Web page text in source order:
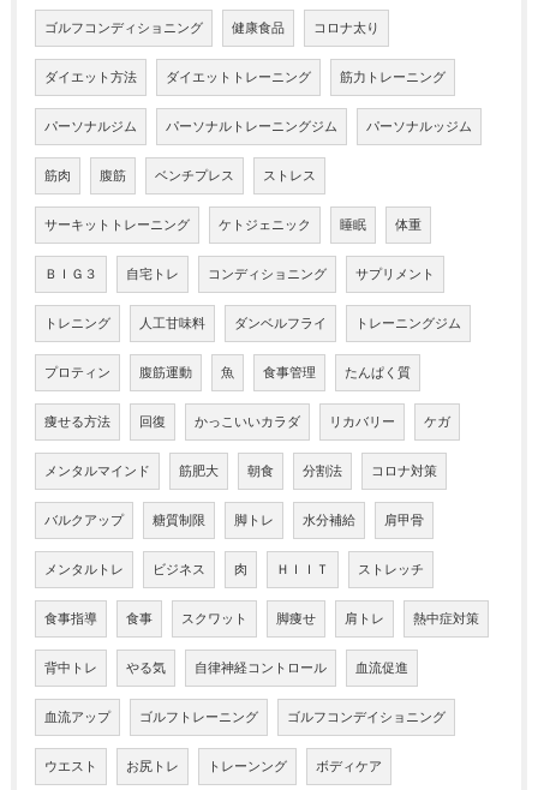
ゴルフコンディショニング 健康食品 コロナ太り
ダイエット方法 ダイエットトレーニング 筋力トレーニング
パーソナルジム パーソナルトレーニングジム パーソナルッジム
筋肉 腹筋 ベンチプレス ストレス
サーキットトレーニング ケトジェニック 睡眠 体重
ＢＩＧ３ 自宅トレ コンディショニング サプリメント
トレニング 人工甘味料 ダンベルフライ トレーニングジム
プロティン 腹筋運動 魚 食事管理 たんぱく質
痩せる方法 回復 かっこいいカラダ リカバリー ケガ
メンタルマインド 筋肥大 朝食 分割法 コロナ対策
バルクアップ 糖質制限 脚トレ 水分補給 肩甲骨
メンタルトレ ビジネス 肉 ＨＩＩＴ ストレッチ
食事指導 食事 スクワット 脚痩せ 肩トレ 熱中症対策
背中トレ やる気 自律神経コントロール 血流促進
血流アップ ゴルフトレーニング ゴルフコンデイショニング
ウエスト お尻トレ トレーンング ボディケア